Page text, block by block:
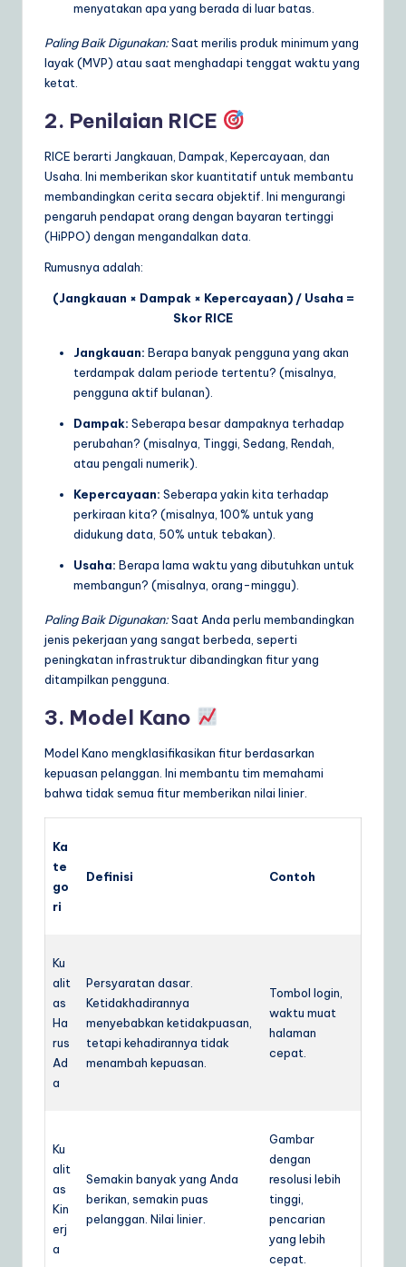
menyatakan apa yang berada di luar batas.
Paling Baik Digunakan:Saat merilis produk minimum yang
layak (MVP) atau saat menghadapi tenggat waktu yang
ketat.
2. Penilaian RICE
RICE berarti Jangkauan, Dampak, Kepercayaan, dan
Usaha. Ini memberikan skor kuantitatif untuk membantu
membandingkan cerita secara objektif. Ini mengurangi
pengaruh pendapat orang dengan bayaran tertinggi
(HiPPO) dengan mengandalkan data.
Rumusnya adalah:
(Jangkauan × Dampak × Kepercayaan) / Usaha =
Skor RICE
Jangkauan: Berapa banyak pengguna yang akan
terdampak dalam periode tertentu? (misalnya,
pengguna aktif bulanan).
Dampak: Seberapa besar dampaknya terhadap
perubahan? (misalnya, Tinggi, Sedang, Rendah,
atau pengali numerik).
Kepercayaan: Seberapa yakin kita terhadap
perkiraan kita? (misalnya, 100% untuk yang
didukung data, 50% untuk tebakan).
Usaha: Berapa lama waktu yang dibutuhkan untuk
membangun? (misalnya, orang-minggu).
Paling Baik Digunakan:Saat Anda perlu membandingkan
jenis pekerjaan yang sangat berbeda, seperti
peningkatan infrastruktur dibandingkan fitur yang
ditampilkan pengguna.
3. Model Kano
Model Kano mengklasifikasikan fitur berdasarkan
kepuasan pelanggan. Ini membantu tim memahami
bahwa tidak semua fitur memberikan nilai linier.
Ka
te
go
ri
Definisi Contoh
Ku
alit
as
Ha
rus
Ad
a
Persyaratan dasar.
Ketidakhadirannya
menyebabkan ketidakpuasan,
tetapi kehadirannya tidak
menambah kepuasan.
Tombol login,
waktu muat
halaman
cepat.
Ku
alit
as
Kin
erj
a
Semakin banyak yang Anda
berikan, semakin puas
pelanggan. Nilai linier.
Gambar
dengan
resolusi lebih
tinggi,
pencarian
yang lebih
cepat.